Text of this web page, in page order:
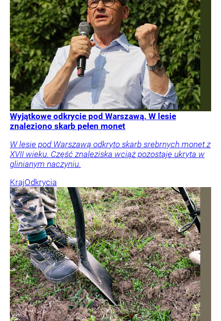
Wyjątkowe odkrycie pod Warszawą. W lesie
znaleziono skarb pełen monet
W lesie pod Warszawą odkryto skarb srebrnych monet z
XVII wieku. Część znaleziska wciąż pozostaje ukryta w
glinianym naczyniu.
KrajOdkrycia